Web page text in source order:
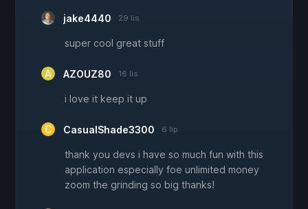
jake4440 29 lis
super cool great stuff
AZOUZ80 16 lis
i love it keep it up
CasualShade3300 6 lip
thank you devs i have so much fun with this
application especially foe unlimited money
zoom the grinding so big thanks!